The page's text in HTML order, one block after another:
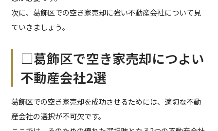
次に、葛飾区での空き家売却に強い不動産会社について見
ていきましょう。
□葛飾区で空き家売却につよい
不動産会社2選
葛飾区での空き家売却を成功させるためには、適切な不動
産会社の選択が不可欠です。